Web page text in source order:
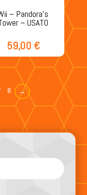
– Pandora’s
– USATO
59,00 €
8 →